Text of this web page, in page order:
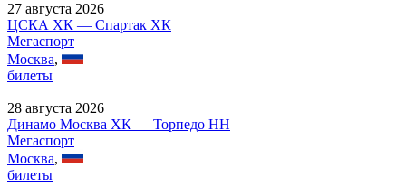
27 августа 2026
ЦСКА ХК — Спартак ХК
Мегаспорт
Москва,
билеты
28 августа 2026
Динамо Москва ХК — Торпедо НН
Мегаспорт
Москва,
билеты